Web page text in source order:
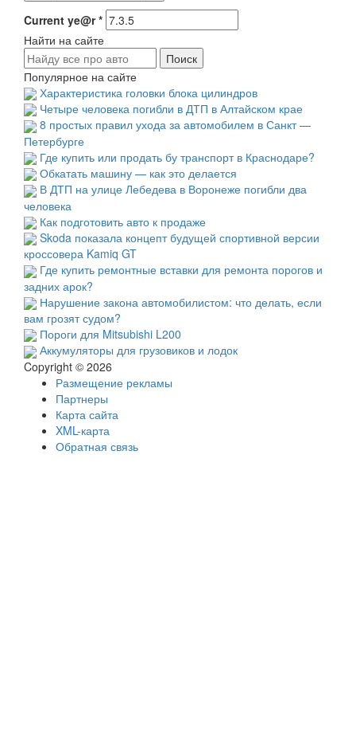
Current ye@r*
Найти на сайте
Популярное на сайте
Характеристика головки блока цилиндров
Четыре человека погибли в ДТП в Алтайском крае
8 простых правил ухода за автомобилем в Санкт —
Петербурге
Где купить или продать бу транспорт в Краснодаре?
Обкатать машину — как это делается
В ДТП на улице Лебедева в Воронеже погибли два
человека
Как подготовить авто к продаже
Skoda показала концепт будущей спортивной версии
кроссовера Kamiq GT
Где купить ремонтные вставки для ремонта порогов и
задних арок?
Нарушение закона автомобилистом: что делать, если
вам грозят судом?
Пороги для Mitsubishi L200
Аккумуляторы для грузовиков и лодок
Copyright © 2026
Размещение рекламы
Партнеры
Карта сайта
XML-карта
Обратная связь